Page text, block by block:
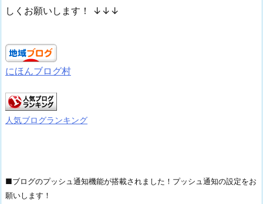
しくお願いします！ ↓↓↓
にほんブログ村
人気ブログランキング
■ブログのプッシュ通知機能が搭載されました！プッシュ通知の設定をお
願いします！